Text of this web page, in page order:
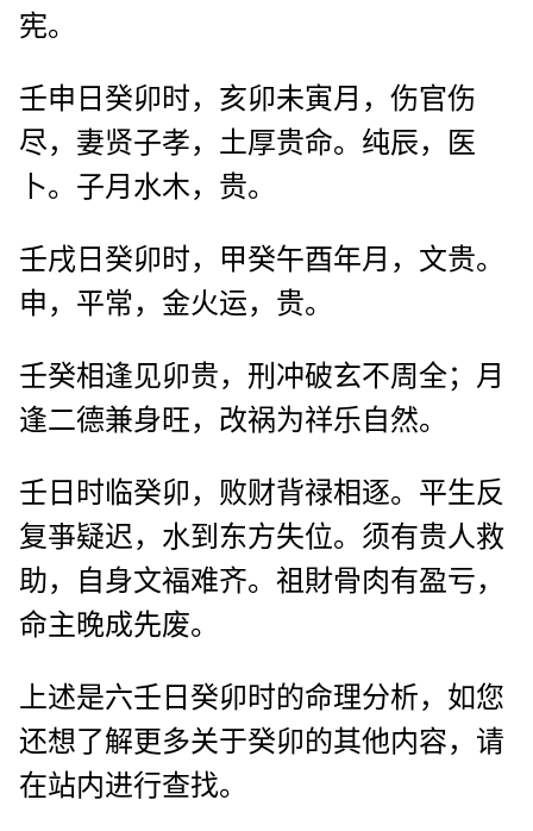
宪。
壬申日癸卯时，亥卯未寅月，伤官伤
尽，妻贤子孝，土厚贵命。纯辰，医
卜。子月水木，贵。
壬戌日癸卯时，甲癸午酉年月，文贵。
申，平常，金火运，贵。
壬癸相逢见卯贵，刑冲破玄不周全；月
逢二德兼身旺，改祸为祥乐自然。
壬日时临癸卯，败财背禄相逐。平生反
复亊疑迟，水到东方失位。须有贵人救
助，自身文福难齐。祖財骨肉有盈亏，
命主晚成先废。
上述是六壬日癸卯时的命理分析，如您
还想了解更多关于癸卯的其他内容，请
在站内进行查找。